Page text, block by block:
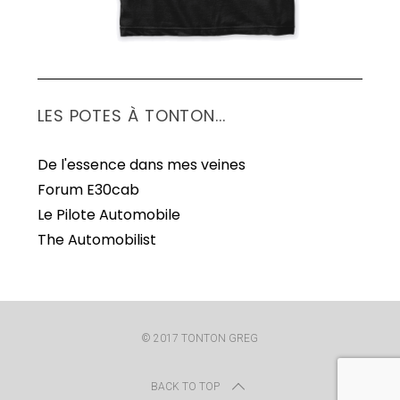
LES POTES À TONTON...
De l'essence dans mes veines
Forum E30cab
Le Pilote Automobile
The Automobilist
© 2017 TONTON GREG
BACK TO TOP